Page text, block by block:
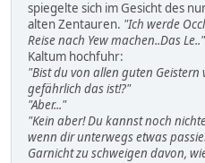
spiegelte sich im Gesicht des
alten Zentauren. "Ich werde
Reise nach Yew machen..Das Le.."
Kaltum hochfuhr:
"Bist du von allen guten Geistern
gefährlich das ist!?"
"Aber..."
"Kein aber! Du kannst noch
wenn dir unterwegs etwas
Garnicht zu schweigen davon,